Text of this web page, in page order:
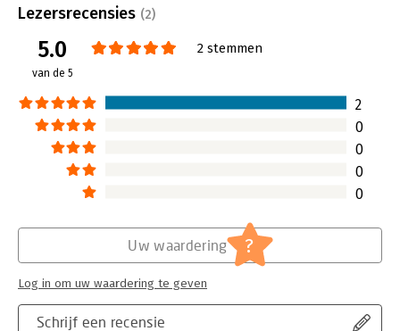
adviseur) model voor de Complete
Lees verder
Lezersrecensies (2)
5.0
van de 5
2 stemmen
2
0
0
0
0
Schrijf een recensie
Uw waardering ?
Log in om uw waardering te geven